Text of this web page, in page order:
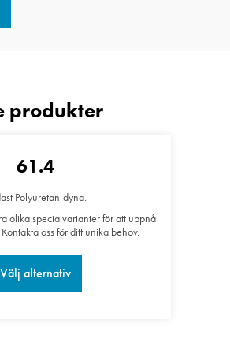
61.4
Polyuretan-dyna.
olika specialvarianter för att uppnå
oss för ditt unika behov.
Välj alternativ